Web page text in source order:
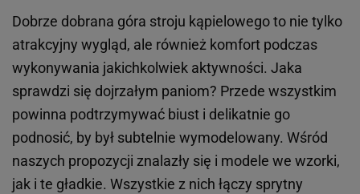
Dobrze dobrana góra stroju kąpielowego to nie tylko
atrakcyjny wygląd, ale również komfort podczas
wykonywania jakichkolwiek aktywności. Jaka
sprawdzi się dojrzałym paniom? Przede wszystkim
powinna podtrzymywać biust i delikatnie go
podnosić, by był subtelnie wymodelowany. Wśród
naszych propozycji znalazły się i modele we wzorki,
jak i te gładkie. Wszystkie z nich łączy sprytny